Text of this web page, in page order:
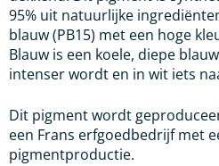
95% uit natuurlijke
blauw (PB15) met een hoge
Blauw is een koele, diepe
intenser wordt en in wit iets
Dit pigment wordt
een Frans erfgoedbedrijf met
pigmentproductie.